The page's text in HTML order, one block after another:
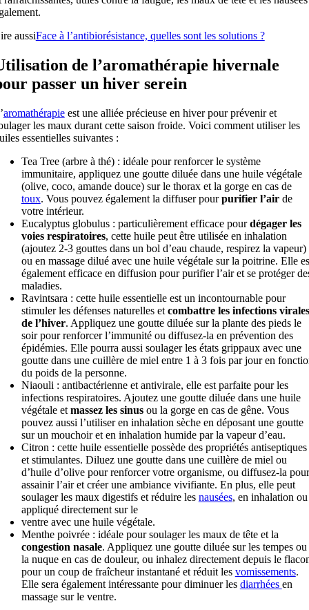
aussiFace à l’antibiorésistance, quelles sont les solutions ?
de l’aromathérapie hivernale
passer un hiver serein
aromathérapieest une alliée précieuse en hiver pour prévenir et
les maux durant cette saison froide. Voici comment utiliser les
essentielles suivantes :
Tea Tree (arbre à thé) : idéale pour renforcer le système
immunitaire, appliquez une goutte diluée dans une huile végétale
(olive, coco, amande douce) sur le thorax et la gorge en cas de
toux. Vous pouvez également la diffuser pourpurifier l’air de
votre intérieur.
Eucalyptus globulus : particulièrement efficace pourdégager les
voies respiratoires, cette huile peut être utilisée en inhalation
(ajoutez 2-3 gouttes dans un bol d’eau chaude, respirez la vapeur)
ou en massage dilué avec une huile végétale sur la poitrine. Elle
également efficace en diffusion pour purifier l’air et se protéger
maladies.
Ravintsara : cette huile essentielle est un incontournable pour
stimuler les défenses naturelles et combattre les infections virales
de l’hiver. Appliquez une goutte diluée sur la plante des pieds le
soir pour renforcer l’immunité ou diffusez-la en prévention des
épidémies. Elle pourra aussi soulager les états grippaux avec une
goutte dans une cuillère de miel entre 1 à 3 fois par jour en
du poids de la personne.
Niaouli : antibactérienne et antivirale, elle est parfaite pour les
infections respiratoires. Ajoutez une goutte diluée dans une huile
végétale et massez les sinus ou la gorge en cas de gêne. Vous
pouvez aussi l’utiliser en inhalation sèche en déposant une goutte
sur un mouchoir et en inhalation humide par la vapeur d’eau.
Citron : cette huile essentielle possède des propriétés antiseptiques
et stimulantes. Diluez une goutte dans une cuillère de miel ou
d’huile d’olive pour renforcer votre organisme, ou diffusez-la pour
assainir l’air et créer une ambiance vivifiante. En plus, elle peut
soulager les maux digestifs et réduire les nausées, en inhalation ou
appliqué directement sur le
ventre avec une huile végétale.
Menthe poivrée : idéale pour soulager les maux de tête et la
congestion nasale. Appliquez une goutte diluée sur les tempes ou
la nuque en cas de douleur, ou inhalez directement depuis le
pour un coup de fraîcheur instantané et réduit les vomissements.
Elle sera également intéressante pour diminuer les diarrhées en
massage sur le ventre.